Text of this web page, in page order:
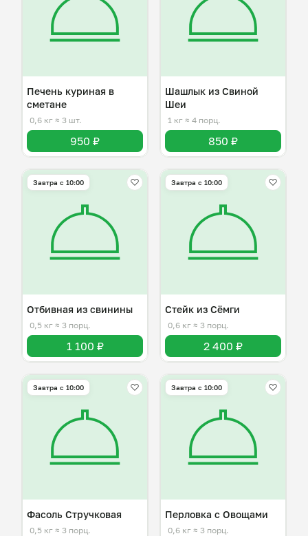
Печень куриная в
сметане
0,6 кг ≈ 3 шт.
950 ₽
Шашлык из Свиной
Шеи
1 кг ≈ 4 порц.
850 ₽
Завтра c 10:00
Отбивная из свинины
0,5 кг ≈ 3 порц.
1 100 ₽
Завтра c 10:00
Стейк из Сёмги
0,6 кг ≈ 3 порц.
2 400 ₽
Завтра c 10:00
Фасоль Стручковая
0,5 кг ≈ 3 порц.
Завтра c 10:00
Перловка с Овощами
0,6 кг ≈ 3 порц.